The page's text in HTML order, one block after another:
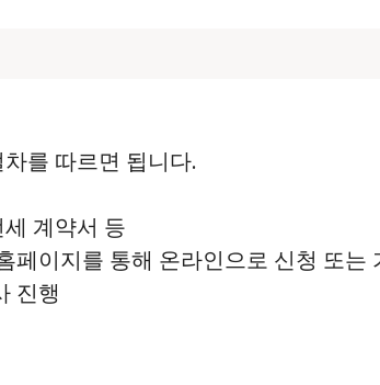
를 따르면 됩니다.
계약서 등
페이지를 통해 온라인으로 신청 또는
진행